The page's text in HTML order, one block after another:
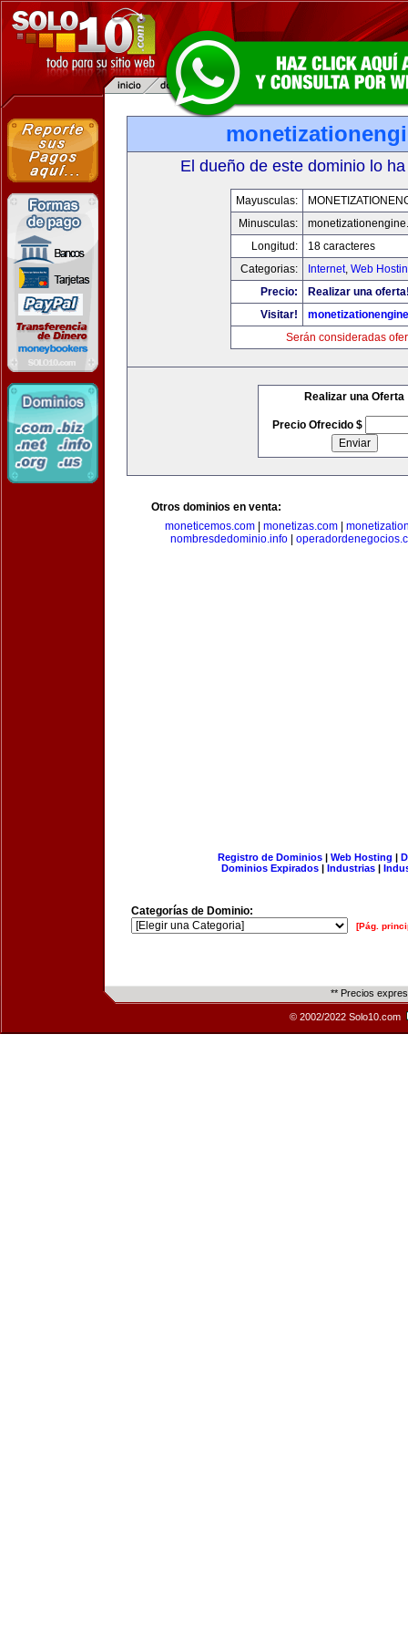
El dueño de este dominio lo
Mayusculas:
Minusculas:
Longitud:
18 caracteres
Categorias:
Internet, Web
Precio:
Realizar una
Visitar!
Serán consideradas
Realizar una Oferta
Precio Ofrecido $
Otros dominios en venta:
moneticemos.com
monetizas.com
nombresdedominio.info|
Registro de Dominios| Web Hosting |
Dominios Expirados | Industrias |
Categorías de Dominio:
[Pág.
** Precios
© 2002/2022 Solo10.com